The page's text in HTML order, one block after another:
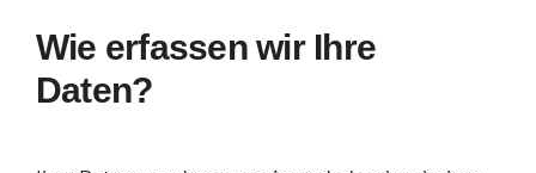
Wie erfassen wir Ihre
Daten?